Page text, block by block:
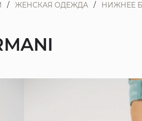
ЖЕНСКАЯ ОДЕЖДА НИЖНЕЕ